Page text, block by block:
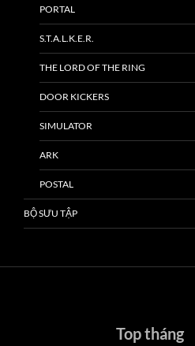
PORTAL
S.T.A.L.K.E.R.
THE LORD OF THE RING
DOOR KICKERS
SIMULATOR
ARK
POSTAL
BỘ SƯU TẬP
Top tháng